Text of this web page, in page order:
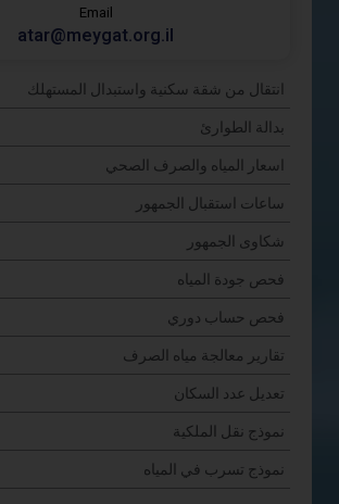
Email
atar@meygat.org.il
انتقال من شقة سكنية واستبدال المستهلك
بدالة الطوارئ
اسعار المياه والصرف الصحي
ساعات استقبال الجمهور
شكاوى الجمهور
فحص جودة المياه
فحص حساب دوري
تقارير معالجة مياه الصرف
تعديل عدد السكان
نموذج نقل الملكية
نموذج تسرب في المياه